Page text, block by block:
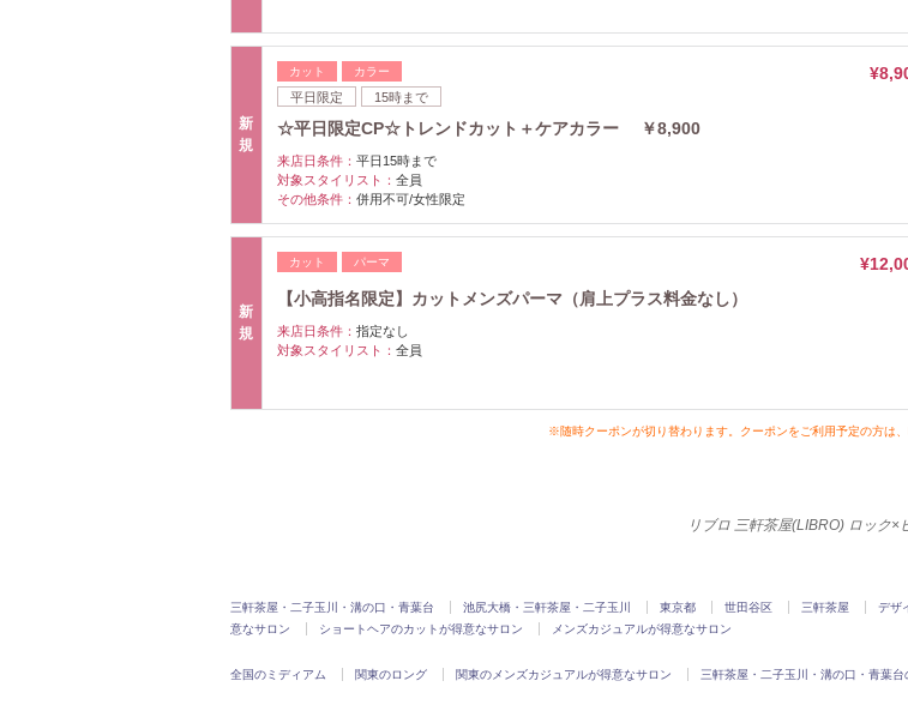
新
規
カット カラー
平日限定 15時まで
☆平日限定CP☆トレンドカット＋ケアカラー ￥8,900
来店日条件： 平日15時まで
対象スタイリスト： 全員
その他条件： 併用不可/女性限定
新
規
カット パーマ
【小高指名限定】カットメンズパーマ（肩上プラス料金なし）
来店日条件： 指定なし
対象スタイリスト： 全員
※随時クーポンが切り替わります。クーポンをご利用予定の方は
リブロ 三軒茶屋(LIBRO) ロック
三軒茶屋・二子玉川・溝の口・青葉台 池尻大橋・三軒茶屋・二子玉川 東京都 世田谷区 三軒茶屋 デザ
意なサロン
ショートヘアのカットが得意なサロン メンズカジュアルが得意なサロン
全国のミディアム 関東のロング 関東のメンズカジュアルが得意なサロン 三軒茶屋・二子玉川・溝の口・青葉